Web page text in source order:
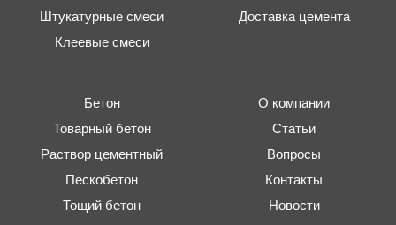
Штукатурные смеси
Клеевые смеси
Доставка цемента
Бетон
Товарный бетон
Раствор цементный
Пескобетон
Тощий бетон
О компании
Статьи
Вопросы
Контакты
Новости